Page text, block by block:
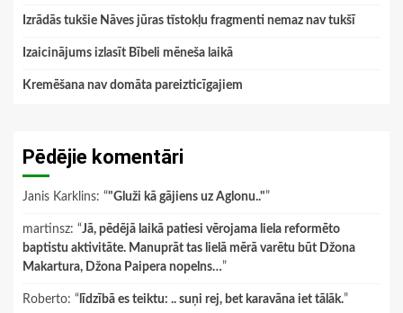
Izrādās tukšie Nāves jūras tīstokļu fragmenti nemaz nav tukšī
Izaicinājums izlasīt Bībeli mēneša laikā
Kremēšana nav domāta pareizticīgajiem
Pēdējie komentāri
Janis Karklins: “"Gluži kā gājiens uz Aglonu.."”
martinsz: “Jā, pēdējā laikā patiesi vērojama liela reformēto
baptistu aktivitāte. Manuprāt tas lielā mērā varētu būt Džona
Makartura, Džona Paipera nopelns…”
Roberto: “ līdzībā es teiktu: .. suņi rej, bet karavāna iet tālāk.”